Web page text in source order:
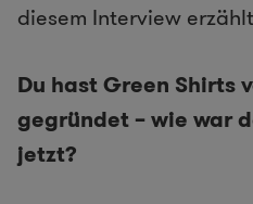
diesem Interview
Du hast Green Shirts
gegründet – wie war
jetzt?